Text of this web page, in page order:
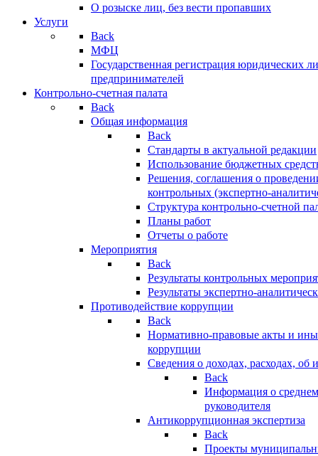
О розыске лиц, без вести пропавших
Услуги
Back
МФЦ
Государственная регистрация юридических
предпринимателей
Контрольно-счетная палата
Back
Общая информация
Back
Стандарты в актуальной редакции
Использование бюджетных
Решения, соглашения о
контрольных (экспертно-
Структура контрольно-счетной
Планы работ
Отчеты о работе
Мероприятия
Back
Результаты контрольных
Результаты экспертно-
Противодействие коррупции
Back
Нормативно-правовые акты и
коррупции
Сведения о доходах, расходах, об
Back
Информация о
руководителя
Антикоррупционная экспертиза
Back
Проекты